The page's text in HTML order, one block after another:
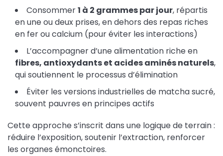
Consommer1 à 2 grammes par jour, répartis
en une ou deux prises, en dehors des repas riches
en fer ou calcium (pour éviter les interactions)
L’accompagner d’une alimentation riche en
fibres, antioxydants et acides aminés naturels,
qui soutiennent le processus d’élimination
Éviter les versions industrielles de matcha sucré,
souvent pauvres en principes actifs
Cette approche s’inscrit dans une logique de terrain :
réduire l’exposition, soutenir l’extraction, renforcer
les organes émonctoires.